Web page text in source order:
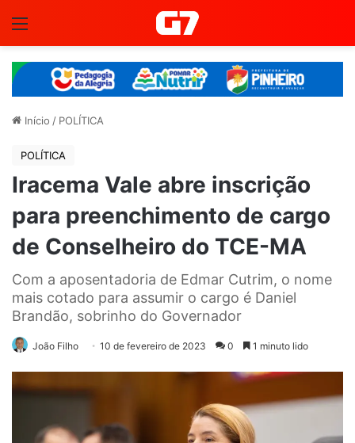
Início / POLÍTICA
POLÍTICA
Iracema Vale abre inscrição
para preenchimento de cargo
de Conselheiro do TCE-MA
Com a aposentadoria de Edmar Cutrim, o nome
mais cotado para assumir o cargo é Daniel
Brandão, sobrinho do Governador
João Filho 10 de fevereiro de 2023 0 1 minuto lido